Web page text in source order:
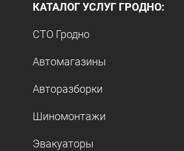
КАТАЛОГ УСЛУГ ГРОДНО:
СТО Гродно
Автомагазины
Авторазборки
Шиномонтажи
Эвакуаторы